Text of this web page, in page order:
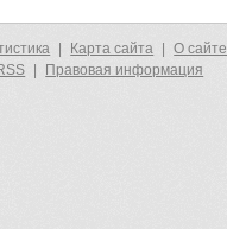
Карта сайта
О сайте
Правовая информация